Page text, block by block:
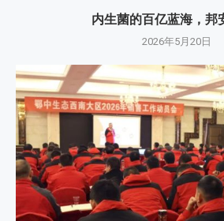
内生菌的百亿蓝海，邦
2026年5月20日